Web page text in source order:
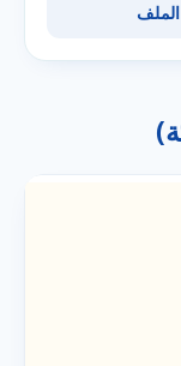
الملف